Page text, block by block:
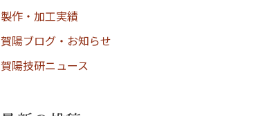
製作・加工実績
賀陽ブログ・お知らせ
賀陽技研ニュース